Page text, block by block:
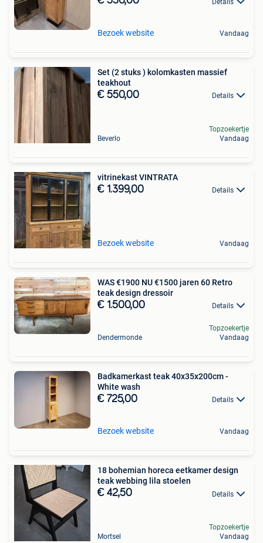
Bezoek website Vandaag
Set (2 stuks ) kolomkasten massief
teakhout
€ 550,00 Details
Beverlo
Topzoekertje
Vandaag
vitrinekast VINTRATA
€ 1.399,00 Details
Bezoek website Vandaag
WAS €1900 NU €1500 jaren 60 Retro
teak design dressoir
€ 1.500,00 Details
Dendermonde
Topzoekertje
Vandaag
Badkamerkast teak 40x35x200cm -
White wash
€ 725,00 Details
Bezoek website Vandaag
18 bohemian horeca eetkamer design
teak webbing lila stoelen
€ 42,50 Details
Mortsel
Topzoekertje
Vandaag